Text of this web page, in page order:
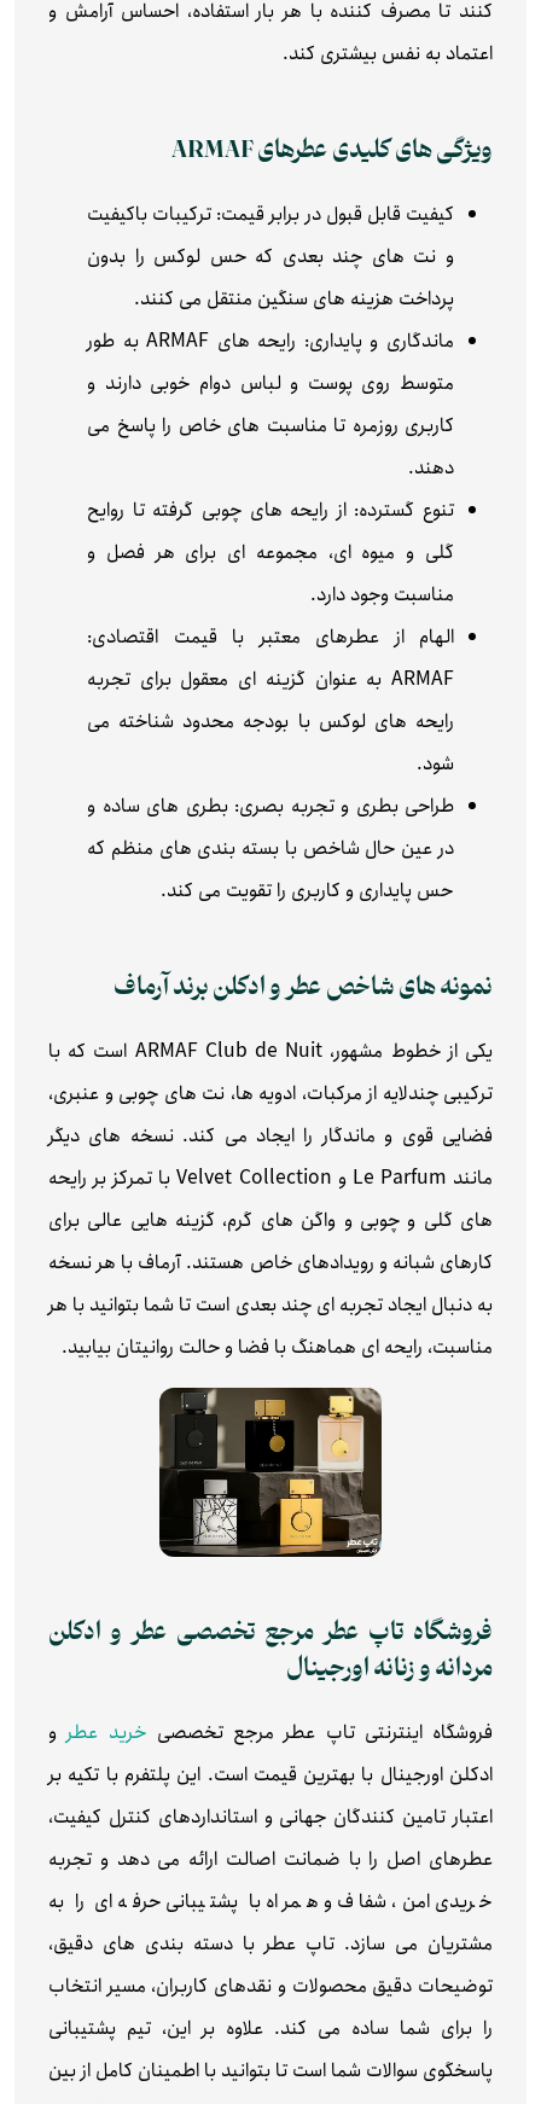
کنند تا مصرف‌ کننده با هر بار استفاده، احساس آرامش و
اعتماد به نفس بیشتری کند.
ویژگی‌ های کلیدی عطرهای ARMAF
کیفیت قابل قبول در برابر قیمت: ترکیبات باکیفیت
و نت‌ های چند بعدی که حس لوکس را بدون
پرداخت هزینه‌ های سنگین منتقل می‌ کنند.
ماندگاری و پایداری: رایحه‌ های ARMAF به‌ طور
متوسط روی پوست و لباس دوام خوبی دارند و
کاربری روزمره تا مناسبت‌ های خاص را پاسخ می‌
دهند.
تنوع گسترده: از رایحه‌ های چوبی گرفته تا روایح
گلی و میوه‌ ای، مجموعه‌ ای برای هر فصل و
مناسبت وجود دارد.
الهام از عطرهای معتبر با قیمت اقتصادی:
ARMAF به عنوان گزینه‌ ای معقول برای تجربه
رایحه‌ های لوکس با بودجه محدود شناخته می‌
شود.
طراحی بطری و تجربه بصری: بطری‌ های ساده و
در عین حال شاخص با بسته‌ بندی‌ های منظم که
حس پایداری و کاربری را تقویت می‌ کند.
نمونه‌ های شاخص عطر و ادکلن برند آرماف
یکی از خطوط مشهور، ARMAF Club de Nuit است که با
ترکیبی چندلایه از مرکبات، ادویه‌ ها، نت‌ های چوبی و عنبری،
فضایی قوی و ماندگار را ایجاد می‌ کند. نسخه‌ های دیگر
مانند Le Parfum و Velvet Collection با تمرکز بر رایحه‌
های گلی و چوبی و واگن‌ های گرم، گزینه‌ هایی عالی برای
کارهای شبانه و رویدادهای خاص هستند. آرماف با هر نسخه
به دنبال ایجاد تجربه‌ ای چند بعدی است تا شما بتوانید با هر
مناسبت، رایحه‌ ای هماهنگ با فضا و حالت‌ روانیتان بیابید.
فروشگاه تاپ عطر مرجع تخصصی عطر و ادکلن
مردانه و زنانه اورجینال
فروشگاه اینترنتی تاپ عطر مرجع تخصصی خرید عطرو
ادکلن اورجینال با بهترین قیمت است. این پلتفرم با تکیه بر
اعتبار تامین‌ کنندگان جهانی و استانداردهای کنترل کیفیت،
عطرهای اصل را با ضمانت اصالت ارائه می‌ دهد و تجربه
خریدی امن، شفاف و همراه با پشتیبانی حرفه‌ ای را به
مشتریان می‌ سازد. تاپ عطر با دسته‌ بندی‌ های دقیق،
توضیحات دقیق محصولات و نقدهای کاربران، مسیر انتخاب
را برای شما ساده می‌ کند. علاوه بر این، تیم پشتیبانی
پاسخگوی سوالات شما است تا بتوانید با اطمینان کامل از بین